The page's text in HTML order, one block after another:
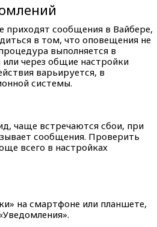
приходят сообщения в Вайбере,
в том, что оповещения не
выполняется в
через общие настройки
варьируется, в
системы.
чаще встречаются сбои, при
сообщения. Проверить
всего в настройках
на смартфоне или планшете,